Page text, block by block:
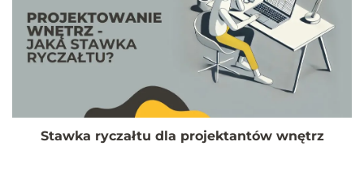
Stawka ryczałtu dla projektantów wnętrz